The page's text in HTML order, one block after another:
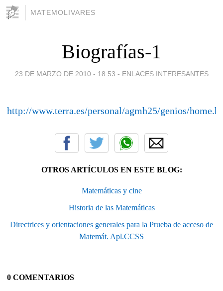
MATEMOLIVARES
Biografías-1
23 DE MARZO DE 2010 - 18:53 - ENLACES INTERESANTES
http://www.terra.es/personal/agmh25/genios/
OTROS ARTÍCULOS EN ESTE BLOG:
Matemáticas y cine
Historia de las Matemáticas
Directrices y orientaciones generales para la Prueba de acceso de
Matemát. Apl.CCSS
0 COMENTARIOS